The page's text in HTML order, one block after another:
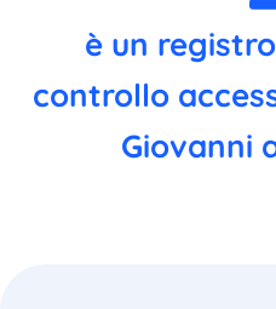
è un
controllo
Giovanni